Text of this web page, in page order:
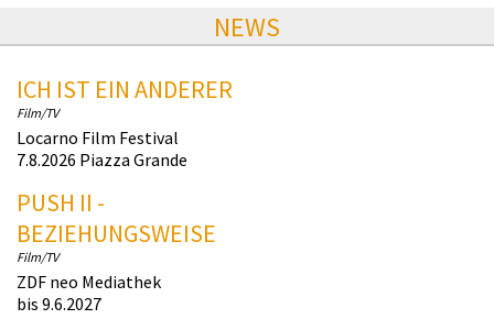
NEWS
ICH IST EIN ANDERER
Film/TV
Locarno Film Festival
7.8.2026 Piazza Grande
PUSH II -
BEZIEHUNGSWEISE
Film/TV
ZDF neo Mediathek
bis 9.6.2027